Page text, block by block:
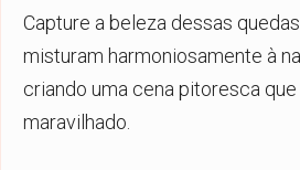
Capture a beleza dessas
misturam harmoniosamente à
criando uma cena pitoresca
maravilhado.